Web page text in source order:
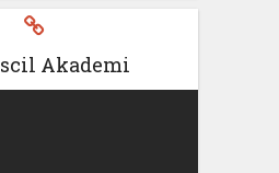
Akademi